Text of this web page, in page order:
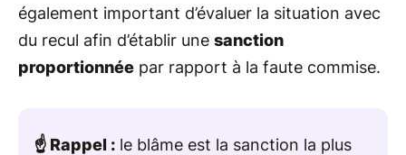
également important d’évaluer la situation avec
du recul afin d’établir une sanction
proportionnée par rapport à la faute commise.
☝️ Rappel : le blâme est la sanction la plus